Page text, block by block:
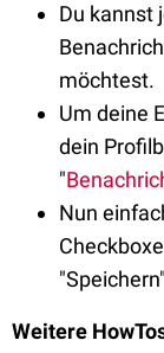
Du kannst
möchtest.
Um deine
dein
"
Nun
Weitere